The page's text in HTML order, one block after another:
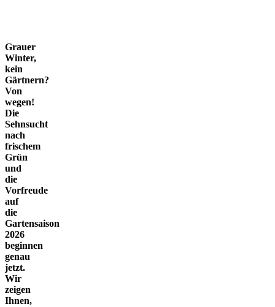
Grauer
Winter,
kein
Gärtnern?
Von
wegen!
Die
Sehnsucht
nach
frischem
Grün
und
die
Vorfreude
auf
die
Gartensaison
2026
beginnen
genau
jetzt.
Wir
zeigen
Ihnen,